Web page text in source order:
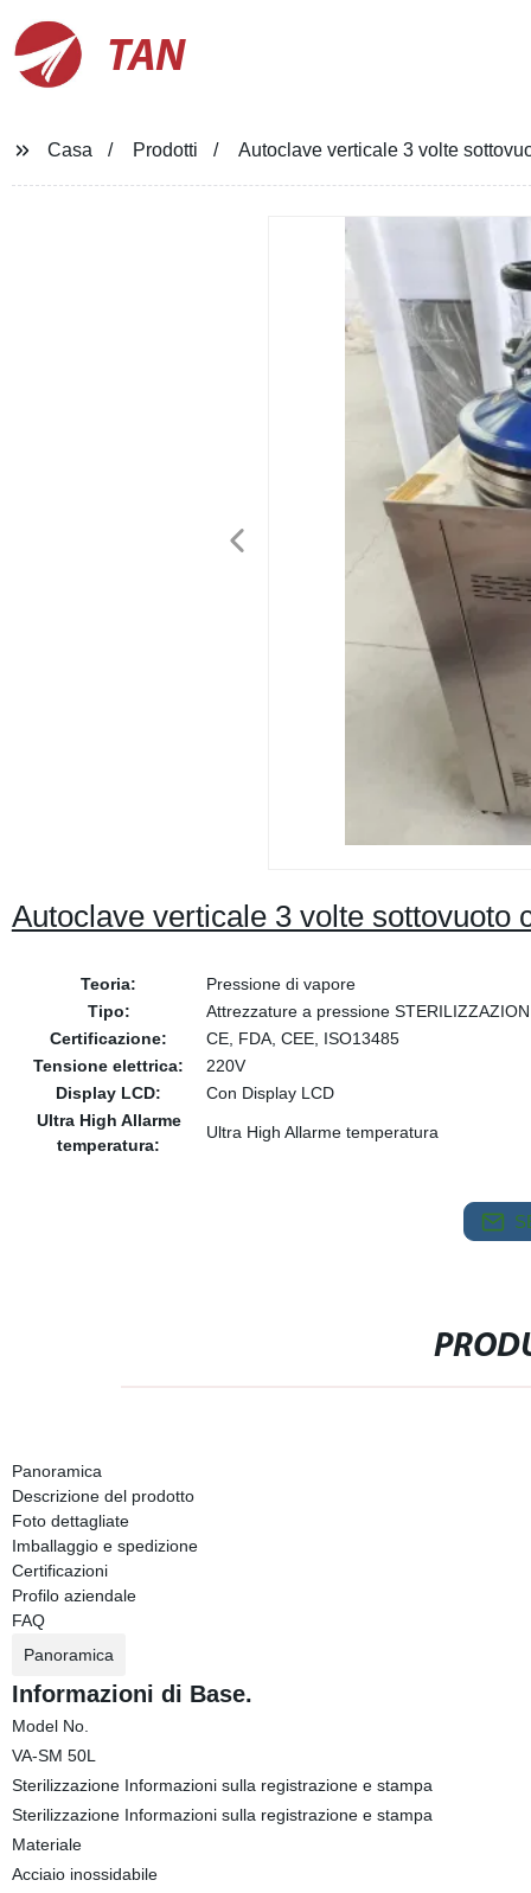
TAN
Casa Prodotti Autoclave verticale 3 volte
Autoclave verticale 3 volte sottovuoto
Teoria:
Pressione di vapore
Tipo:
Attrezzature a pressione
Certificazione:
CE, FDA, CEE, ISO13485
Tensione elettrica:
220V
Display LCD:
Con Display LCD
Ultra High Allarme
temperatura:
Ultra High Allarme temperatura
Panoramica
Descrizione del prodotto
Foto dettagliate
Imballaggio e spedizione
Certificazioni
Profilo aziendale
FAQ
Panoramica
Informazioni di Base.
Model No.
VA-SM 50L
Sterilizzazione Informazioni sulla registrazione e stampa
Sterilizzazione Informazioni sulla registrazione e stampa
Materiale
Acciaio inossidabile